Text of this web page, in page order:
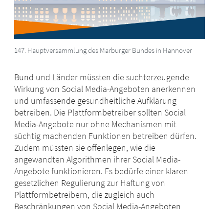
147. Hauptversammlung des Marburger Bundes in Hannover
Bund und Länder müssten die suchterzeugende
Wirkung von Social Media-Angeboten anerkennen
und umfassende gesundheitliche Aufklärung
betreiben. Die Plattformbetreiber sollten Social
Media-Angebote nur ohne Mechanismen mit
süchtig machenden Funktionen betreiben dürfen.
Zudem müssten sie offenlegen, wie die
angewandten Algorithmen ihrer Social Media-
Angebote funktionieren. Es bedürfe einer klaren
gesetzlichen Regulierung zur Haftung von
Plattformbetreibern, die zugleich auch
Beschränkungen von Social Media-Angeboten